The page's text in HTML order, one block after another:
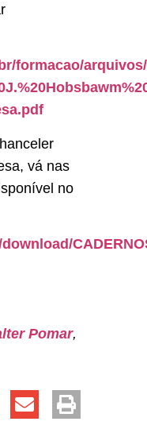
formacao/
vá nas
no
Pomar,